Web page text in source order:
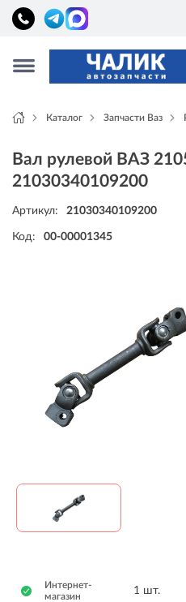
Каталог Запчасти Ваз
Вал рулевой ВАЗ
21030340109200
Артикул: 21030340109200
Код: 00-00001345
Интернет-
магазин
1 шт.